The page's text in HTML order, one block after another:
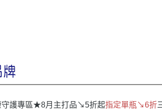
護專區★8月主打品↘5折起指定單瓶↘6折